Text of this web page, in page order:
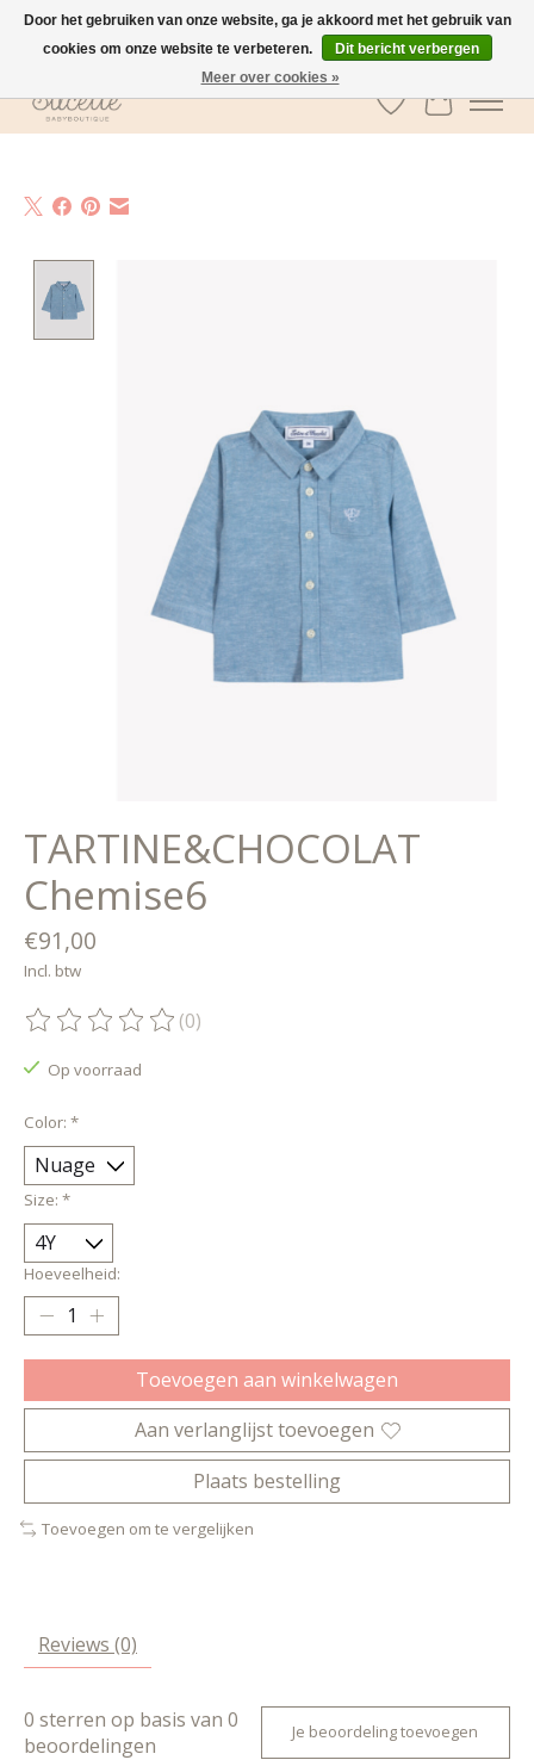
GRATIS verzending vanaf €100 in België
Verlanglijst
TARTINE&CHOCOLAT
Chemise6
€91,00
Incl. btw
De beoordeling van dit product is
(0)
Op voorraad
Color: *
Size: *
Hoeveelheid:
Toevoegen aan winkelwagen
Aan verlanglijst toevoegen
Plaats bestelling
Toevoegen om te vergelijken
Reviews (0)
0 sterren op basis van 0
beoordelingen
Je beoordeling toevoegen
Door het gebruiken van onze website, ga je akkoord met het gebruik van
cookies om onze website te verbeteren.
Dit bericht verbergen
Meer over cookies »